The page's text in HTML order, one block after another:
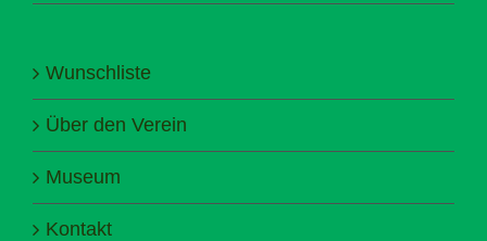
Wunschliste
Über den Verein
Museum
Kontakt